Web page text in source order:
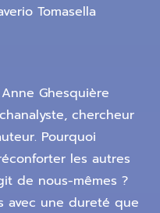
Tomasella
Anne Ghesquière
chercheur
Pourquoi
les autres
de nous-mêmes ?
avec une dureté que